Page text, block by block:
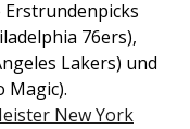
Erstrundenpicks
76ers),
Lakers) und
Magic).
New York